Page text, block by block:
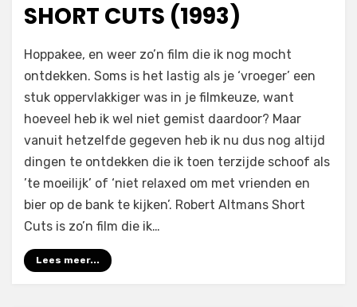
SHORT CUTS (1993)
door
Laat een reactie achter
op
Cuts
(1993)
Hoppakee, en weer zo’n film die ik nog mocht
ontdekken. Soms is het lastig als je ‘vroeger’ een
stuk oppervlakkiger was in je filmkeuze, want
hoeveel heb ik wel niet gemist daardoor? Maar
vanuit hetzelfde gegeven heb ik nu dus nog altijd
dingen te ontdekken die ik toen terzijde schoof als
’te moeilijk’ of ‘niet relaxed om met vrienden en
bier op de bank te kijken’. Robert Altmans Short
Cuts is zo’n film die ik…
Lees meer...